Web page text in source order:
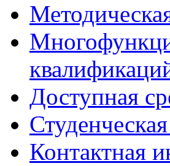
Доступная
Контактная